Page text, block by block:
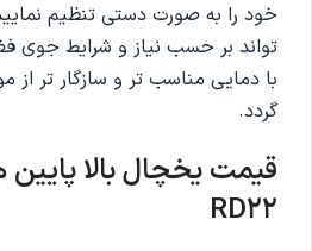
خود را به صورت دستی تنظیم
تواند بر حسب نیاز و شرایط جوی
با دمایی مناسب تر و سازگار تر از
گردد.
قیمت یخچال بالا
RD22